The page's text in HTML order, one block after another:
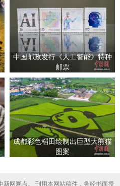
中国邮政发行《人工智能》特种
邮票
成都彩色稻田绘制出巨型大熊猫
图案
网观点。 刊用本网站稿件，务经书面授